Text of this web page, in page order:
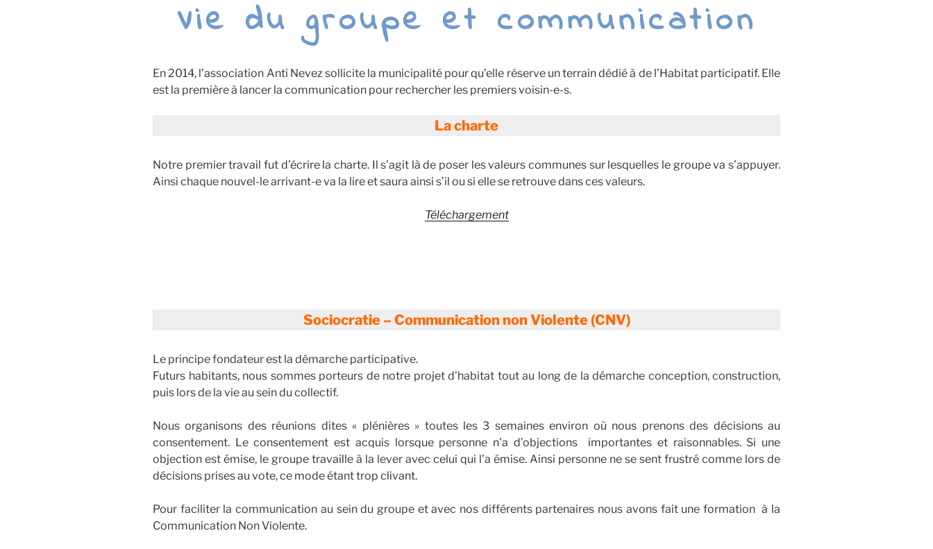
Vie du groupe et communication
En 2014, l’association Anti Nevez sollicite la municipalité pour qu’elle réserve un terrain dédié à de l’Habitat participatif. Elle
est la première à lancer la communication pour rechercher les premiers voisin-e-s.
La charte
Notre premier travail fut d’écrire la charte. Il s’agit là de poser les valeurs communes sur lesquelles le groupe va s’appuyer.
Ainsi chaque nouvel-le arrivant-e va la lire et saura ainsi s’il ou si elle se retrouve dans ces valeurs.
Téléchargement
Sociocratie – Communication non Violente (CNV)
Le principe fondateur est la démarche participative.
Futurs habitants, nous sommes porteurs de notre projet d’habitat tout au long de la démarche conception, construction,
puis lors de la vie au sein du collectif.
Nous organisons des réunions dites « plénières » toutes les 3 semaines environ où nous prenons des décisions au
consentement. Le consentement est acquis lorsque personne n’a d’objections importantes et raisonnables. Si une
objection est émise, le groupe travaille à la lever avec celui qui l’a émise. Ainsi personne ne se sent frustré comme lors de
décisions prises au vote, ce mode étant trop clivant.
Pour faciliter la communication au sein du groupe et avec nos différents partenaires nous avons fait une formation à la
Communication Non Violente.